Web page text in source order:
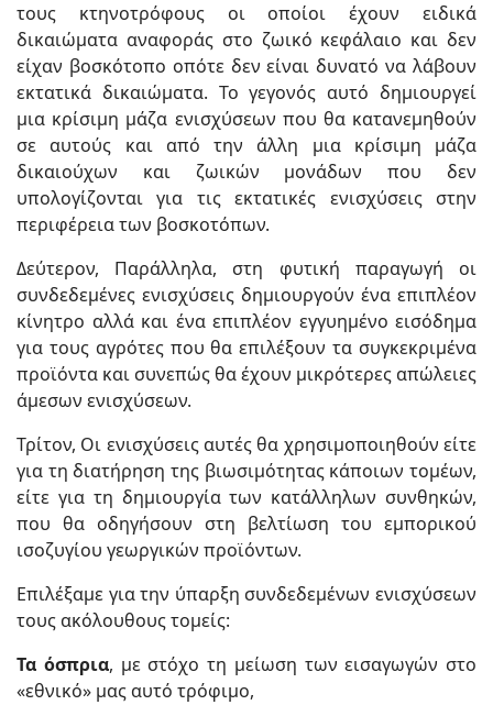
τους κτηνοτρόφους οι οποίοι έχουν ειδικά
δικαιώματα αναφοράς στο ζωικό κεφάλαιο και δεν
είχαν βοσκότοπο οπότε δεν είναι δυνατό να λάβουν
εκτατικά δικαιώματα. Το γεγονός αυτό δημιουργεί
μια κρίσιμη μάζα ενισχύσεων που θα κατανεμηθούν
σε αυτούς και από την άλλη μια κρίσιμη μάζα
δικαιούχων και ζωικών μονάδων που δεν
υπολογίζονται για τις εκτατικές ενισχύσεις στην
περιφέρεια των βοσκοτόπων.
Δεύτερον, Παράλληλα, στη φυτική παραγωγή οι
συνδεδεμένες ενισχύσεις δημιουργούν ένα επιπλέον
κίνητρο αλλά και ένα επιπλέον εγγυημένο εισόδημα
για τους αγρότες που θα επιλέξουν τα συγκεκριμένα
προϊόντα και συνεπώς θα έχουν μικρότερες απώλειες
άμεσων ενισχύσεων.
Τρίτον, Οι ενισχύσεις αυτές θα χρησιμοποιηθούν είτε
για τη διατήρηση της βιωσιμότητας κάποιων τομέων,
είτε για τη δημιουργία των κατάλληλων συνθηκών,
που θα οδηγήσουν στη βελτίωση του εμπορικού
ισοζυγίου γεωργικών προϊόντων.
Επιλέξαμε για την ύπαρξη συνδεδεμένων ενισχύσεων
τους ακόλουθους τομείς:
Τα όσπρια, με στόχο τη μείωση των εισαγωγών στο
«εθνικό» μας αυτό τρόφιμο,